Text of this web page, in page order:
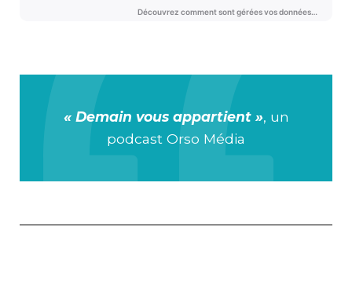
« Demain vous appartient », un
podcast Orso Média